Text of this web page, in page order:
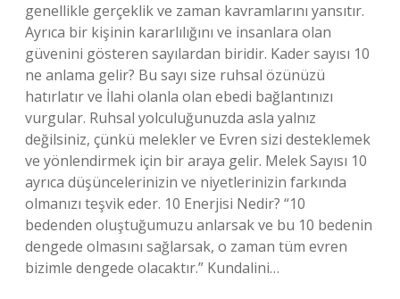
genellikle gerçeklik ve zaman kavramlarını yansıtır.
Ayrıca bir kişinin kararlılığını ve insanlara olan
güvenini gösteren sayılardan biridir. Kader sayısı 10
ne anlama gelir? Bu sayı size ruhsal özünüzü
hatırlatır ve İlahi olanla olan ebedi bağlantınızı
vurgular. Ruhsal yolculuğunuzda asla yalnız
değilsiniz, çünkü melekler ve Evren sizi desteklemek
ve yönlendirmek için bir araya gelir. Melek Sayısı 10
ayrıca düşüncelerinizin ve niyetlerinizin farkında
olmanızı teşvik eder. 10 Enerjisi Nedir? “10
bedenden oluştuğumuzu anlarsak ve bu 10 bedenin
dengede olmasını sağlarsak, o zaman tüm evren
bizimle dengede olacaktır.” Kundalini…